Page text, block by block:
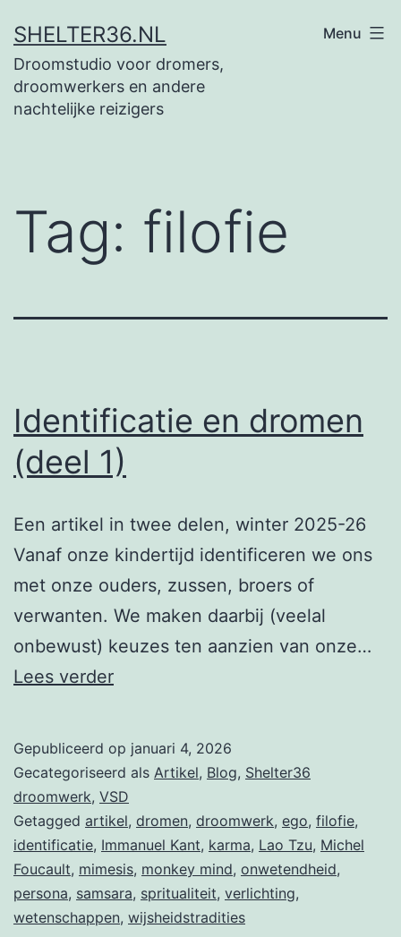
naar
de
inhoud
SHELTER36.NL
Droomstudio voor dromers,
droomwerkers en andere
nachtelijke reizigers
Menu
Tag: filofie
Identificatie en dromen
(deel 1)
Een artikel in twee delen, winter 2025-26
Vanaf onze kindertijd identificeren we ons
met onze ouders, zussen, broers of
verwanten. We maken daarbij (veelal
onbewust) keuzes ten aanzien van onze…
Lees verderIdentificatie
(deel
1)
Gepubliceerd op januari 4, 2026
Gecategoriseerd als Artikel, Blog, Shelter36
droomwerk, VSD
Getagged artikel, dromen, droomwerk, ego, filofie,
identificatie, Immanuel Kant, karma, Lao Tzu, Michel
Foucault, mimesis, monkey mind, onwetendheid,
persona, samsara, spritualiteit, verlichting,
wetenschappen, wijsheidstradities